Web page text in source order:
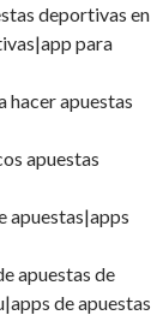
deportivas en
para
hacer apuestas
apuestas
apuestas|apps
apuestas de
de apuestas